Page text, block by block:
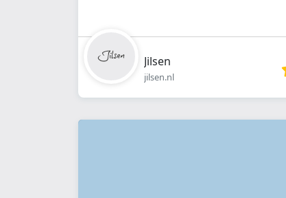
Jilsen
jilsen.nl